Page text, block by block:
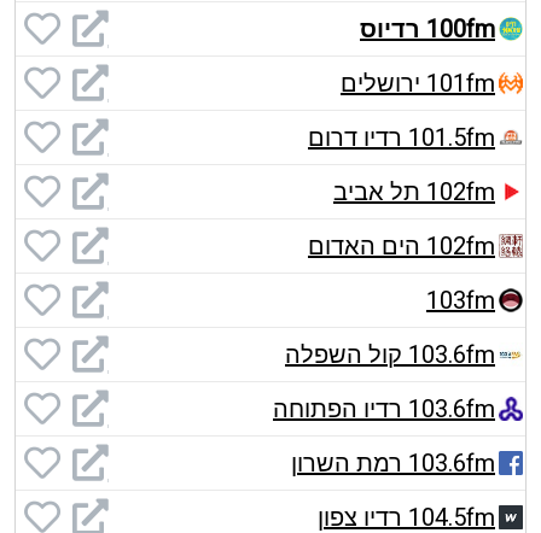
100fm רדיוס
101fm ירושלים
101.5fm רדיו דרום
102fm תל אביב
102fm הים האדום
103fm
103.6fm קול השפלה
103.6fm רדיו הפתוחה
103.6fm רמת השרון
104.5fm רדיו צפון